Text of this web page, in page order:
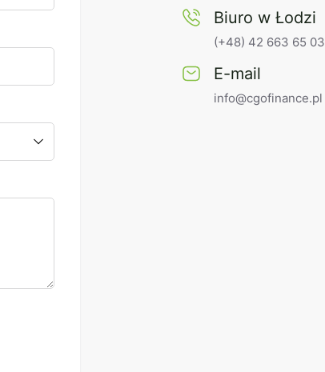
Biuro w Łodzi
(+48) 42 663 65 03
E-mail
info@cgofinance.pl